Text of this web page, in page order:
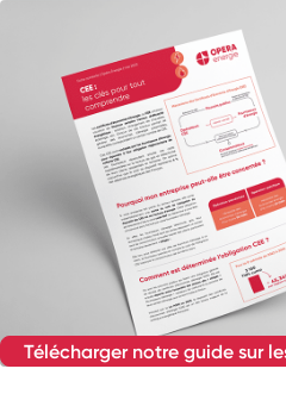
Télécharger notre guide sur